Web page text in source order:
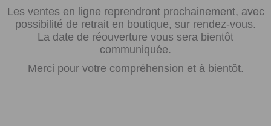
Les ventes en ligne reprendront prochainement, avec
possibilité de retrait en boutique, sur rendez-vous.
La date de réouverture vous sera bientôt
communiquée.
Merci pour votre compréhension et à bientôt.